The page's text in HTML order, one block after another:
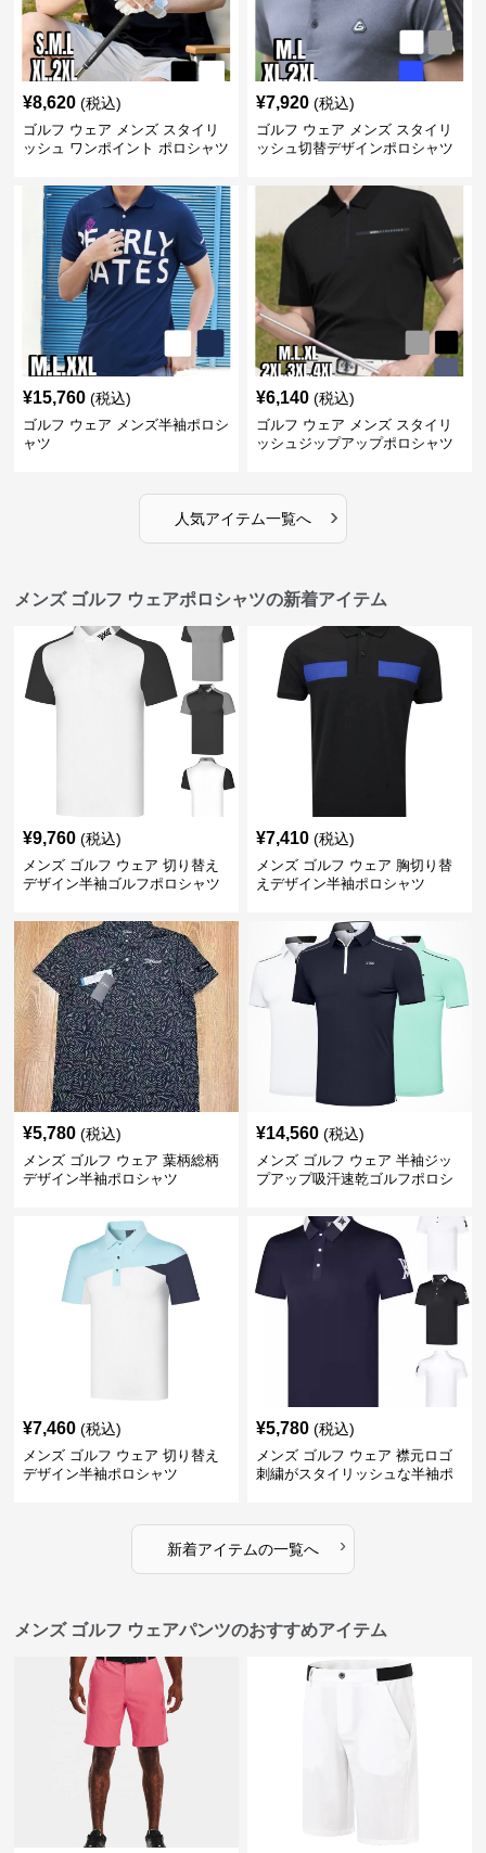
¥8,620 (税込)
ゴルフ ウェア メンズ スタイリ
ッシュ ワンポイント ポロシャツ
¥7,920 (税込)
ゴルフ ウェア メンズ スタイリ
ッシュ切替デザインポロシャツ
¥15,760 (税込)
ゴルフ ウェア メンズ半袖ポロシ
ャツ
¥6,140 (税込)
ゴルフ ウェア メンズ スタイリ
ッシュジップアップポロシャツ
人気アイテム一覧へ ›
メンズ ゴルフ ウェアポロシャツの新着アイテム
¥9,760 (税込)
メンズ ゴルフ ウェア 切り替え
デザイン半袖ゴルフポロシャツ
¥7,410 (税込)
メンズ ゴルフ ウェア 胸切り替
えデザイン半袖ポロシャツ
¥5,780 (税込)
メンズ ゴルフ ウェア 葉柄総柄
デザイン半袖ポロシャツ
¥14,560 (税込)
メンズ ゴルフ ウェア 半袖ジッ
プアップ吸汗速乾ゴルフポロシ
¥7,460 (税込)
メンズ ゴルフ ウェア 切り替え
デザイン半袖ポロシャツ
¥5,780 (税込)
メンズ ゴルフ ウェア 襟元ロゴ
刺繍がスタイリッシュな半袖ポ
新着アイテムの一覧へ ›
メンズ ゴルフ ウェアパンツのおすすめアイテム